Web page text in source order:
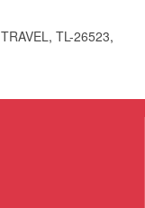
TRAVEL, TL-26523,